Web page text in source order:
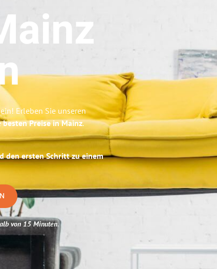
Erleben Sie unseren
besten Preise in Mainz.
den ersten Schritt zu einem
von 15 Minuten.